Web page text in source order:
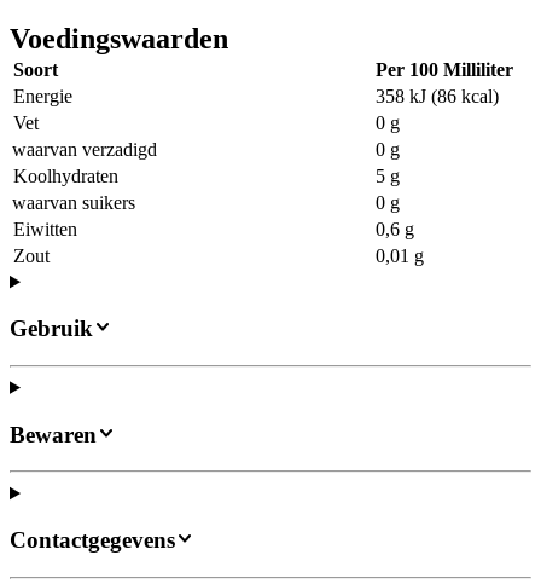
Voedingswaarden
Soort
Per 100 Milliliter
Energie
358 kJ (86 kcal)
Vet
0 g
waarvan verzadigd
0 g
Koolhydraten
5 g
waarvan suikers
0 g
Eiwitten
0,6 g
Zout
0,01 g
Gebruik
Bewaren
Contactgegevens